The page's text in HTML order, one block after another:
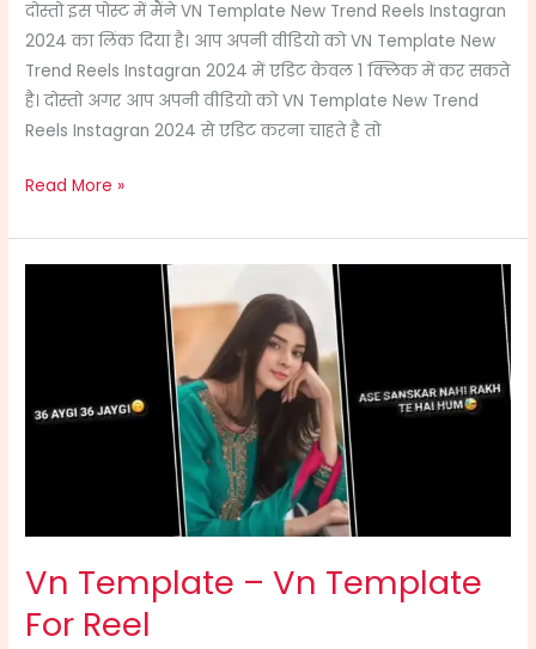
दोस्तो इस पोस्ट में मैंने VN Template New Trend Reels Instagran
2024 का लिंक दिया है। आप अपनी वीडियो को VN Template New
Trend Reels Instagran 2024 में एडिट केवल 1 क्लिक में कर सकते
है। दोस्तो अगर आप अपनी वीडियो को VN Template New Trend
Reels Instagran 2024 से एडिट करना चाहते है तो
Read More »
Vn Template – Vn Template
For Reel
For